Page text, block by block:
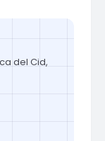
del Cid,